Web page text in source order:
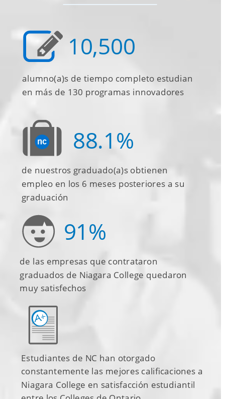
alumno(a)s de tiempo completo estudian
en más de 130 programas innovadores
10,500
de nuestros graduado(a)s obtienen
empleo en los 6 meses posteriores a su
graduación
88.1%
de las empresas que contrataron
graduados de Niagara College quedaron
muy satisfechos
91%
Estudiantes de NC han otorgado
constantemente las mejores calificaciones a
Niagara College en satisfacción estudiantil